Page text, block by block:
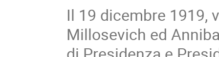
Il 19 dicembre 1919,
Millosevich ed